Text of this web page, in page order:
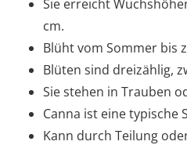
Sie erreicht
cm.
Blüht vom Sommer bis
Blüten sind dreizählig,
Sie stehen in Trauben
Canna ist eine typische
Kann durch Teilung